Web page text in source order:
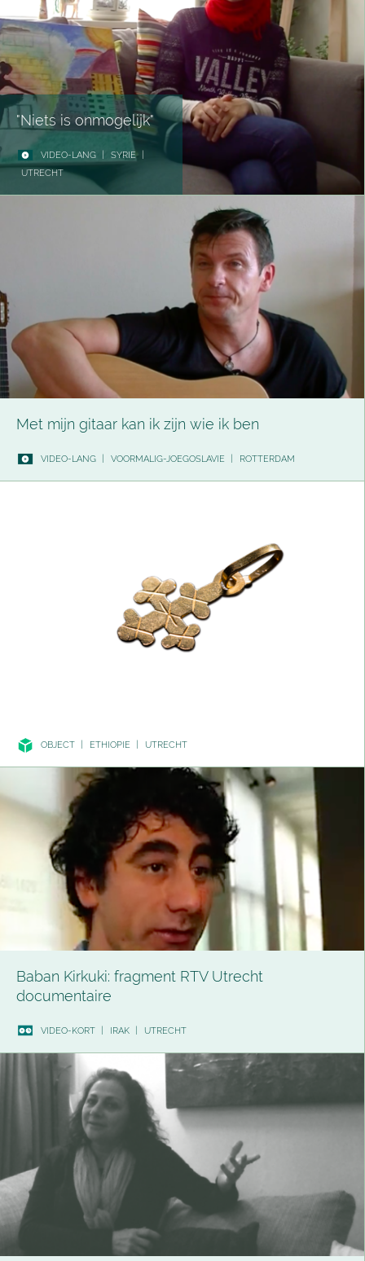
"Niets is onmogelijk"
VIDEO-LANG SYRIE
UTRECHT
Met mijn gitaar kan ik zijn wie ik ben
VIDEO-LANG VOORMALIG-JOEGOSLAVIE ROTTERDAM
OBJECT ETHIOPIE UTRECHT
Baban Kirkuki: fragment RTV Utrecht
documentaire
VIDEO-KORT IRAK UTRECHT